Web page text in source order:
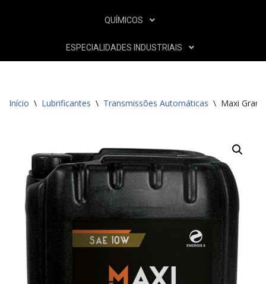
QUÍMICOS
ESPECIALIDADES INDUSTRIAIS
Início \ Lubrificantes \ Transmissões Automáticas \ Maxi Granz